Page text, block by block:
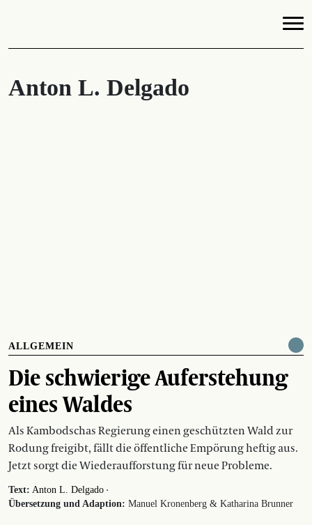
Anton L. Delgado
ALLGEMEIN
Die schwierige Auferstehung
eines Waldes
Als Kambodschas Regierung einen geschützten Wald zur
Rodung freigibt, fällt die öffentliche Empörung heftig aus.
Jetzt sorgt die Wiederaufforstung für neue Probleme.
Text: Anton L. Delgado ·
Übersetzung und Adaption: Manuel Kronenberg & Katharina Brunner